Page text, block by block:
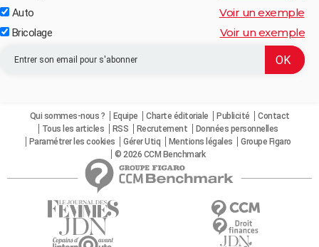
Auto Voir un exemple
Bricolage Voir un exemple
Qui sommes-nous ? Equipe Charte éditoriale Publicité
Contact
Tous les articles
RSS Recrutement
Données personnelles
Paramétrer les cookies
Gérer Utiq Mentions légales
Groupe Figaro
© 2026 CCM Benchmark